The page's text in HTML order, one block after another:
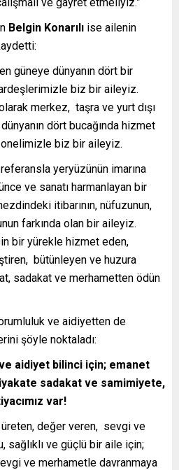
Belgin Konarılı ise ailenin
güneye dünyanın dört bir
biz bir aileyiz.
merkez, taşra ve yurt dışı
dört bucağında hizmet
biz bir aileyiz.
yeryüzünün imarına
ve sanatı harmanlayan bir
itibarının, nüfuzunun,
farkında olan bir aileyiz.
bir yürekle hizmet eden,
bütünleyen ve huzura
sadakat ve merhametten ödün
ve aidiyetten de
şöyle noktaladı:
aidiyet bilinci için; emanet
sadakat ve samimiyete,
var!
değer veren, sevgi ve
sağlıklı ve güçlü bir aile için;
ve merhametle davranmaya